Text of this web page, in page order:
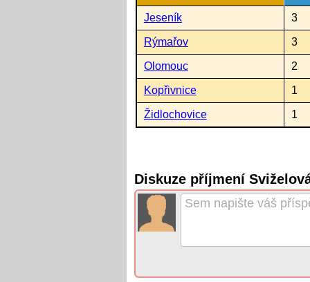
Jeseník 3
Rýmařov 3
Olomouc 2
Kopřivnice 1
Židlochovice 1
Diskuze příjmení